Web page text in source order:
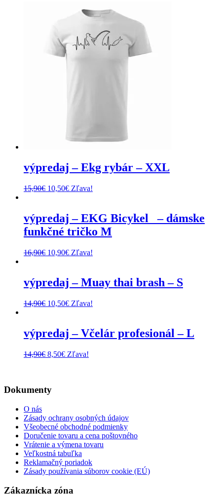
výpredaj – Ekg rybár – XXL
15,90€ Pôvodná
15,90€.
10,50€Aktuálna
10,50€.
Zľava!
výpredaj – EKG Bicykel_ – dámske
funkčné tričko M
16,90€ Pôvodná
16,90€.
10,90€Aktuálna
10,90€.
Zľava!
výpredaj – Muay thai brash – S
14,90€ Pôvodná
14,90€.
10,50€Aktuálna
10,50€.
Zľava!
výpredaj – Včelár profesionál – L
14,90€ Pôvodná
8,50€Aktuálna
Zľava!
Dokumenty
O nás
Zásady ochrany osobných údajov
Všeobecné obchodné podmienky
Doručenie tovaru a cena poštovného
Vrátenie a výmena tovaru
Veľkostná tabuľka
Reklamačný poriadok
Zásady používania súborov cookie (EÚ)
Zákaznícka zóna